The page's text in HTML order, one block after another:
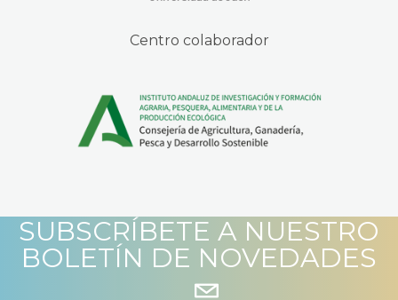
Centro colaborador
SUBSCRÍBETE A NUESTRO
BOLETÍN DE NOVEDADES